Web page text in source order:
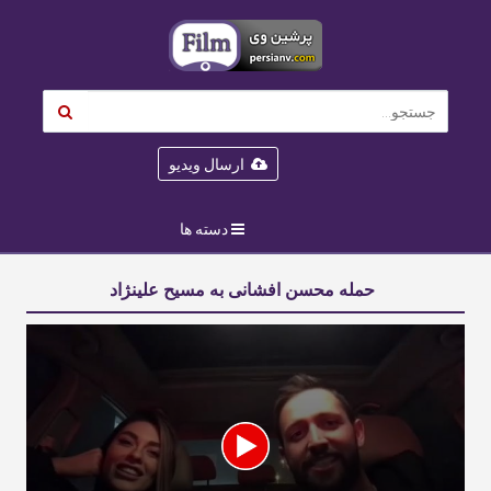
ارسال ویدیو
دسته ها
حمله محسن افشانی به مسیح علینژاد